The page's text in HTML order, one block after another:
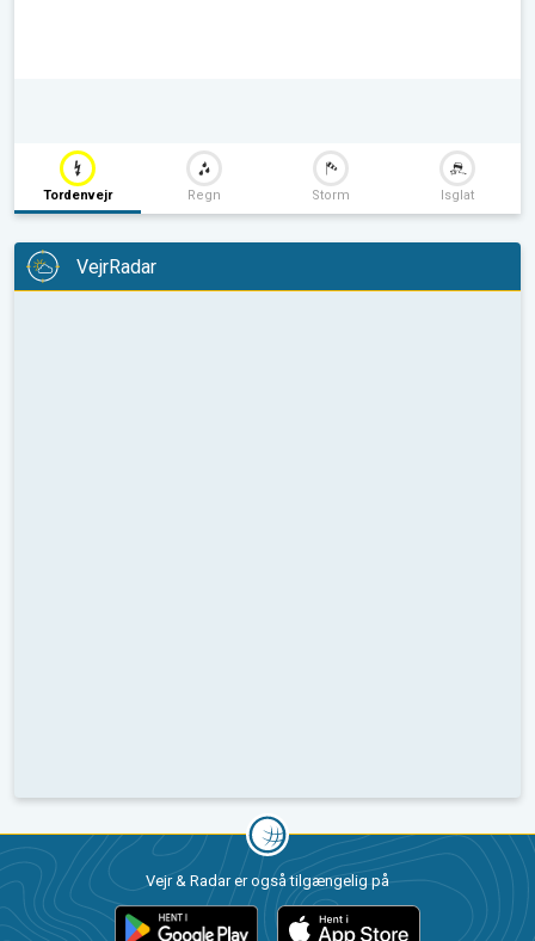
Tordenvejr Regn Storm Isglat
VejrRadar
Vejr & Radar er også tilgængelig på